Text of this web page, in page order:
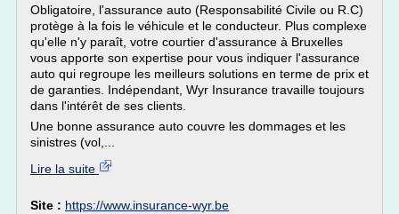
Obligatoire, l'assurance auto (Responsabilité Civile ou R.C)
protège à la fois le véhicule et le conducteur. Plus complexe
qu'elle n'y paraît, votre courtier d'assurance à Bruxelles
vous apporte son expertise pour vous indiquer l'assurance
auto qui regroupe les meilleurs solutions en terme de prix et
de garanties. Indépendant, Wyr Insurance travaille toujours
dans l'intérêt de ses clients.
Une bonne assurance auto couvre les dommages et les
sinistres (vol,...
Lire la suite
Site : https://www.insurance-wyr.be